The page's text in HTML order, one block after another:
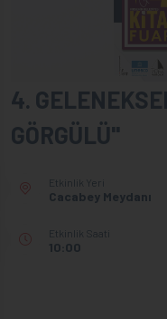
4.
GÖRGÜLÜ"
Etkinlik Yeri
Cacabey Meydanı
Etkinlik Saati
10:00